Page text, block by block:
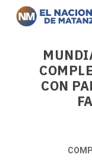
CON